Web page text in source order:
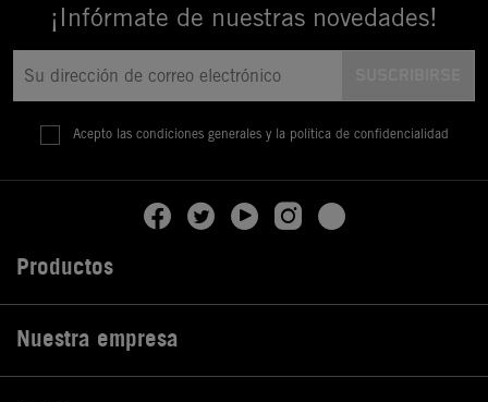
¡Infórmate de nuestras novedades!
Acepto las condiciones generales y la política de confidencialidad
Productos
Nuestra empresa